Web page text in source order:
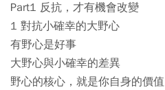
Part1 反抗，才有機會改變
1 對抗小確幸的大野心
有野心是好事
大野心與小確幸的差異
野心的核心，就是你自身的價值